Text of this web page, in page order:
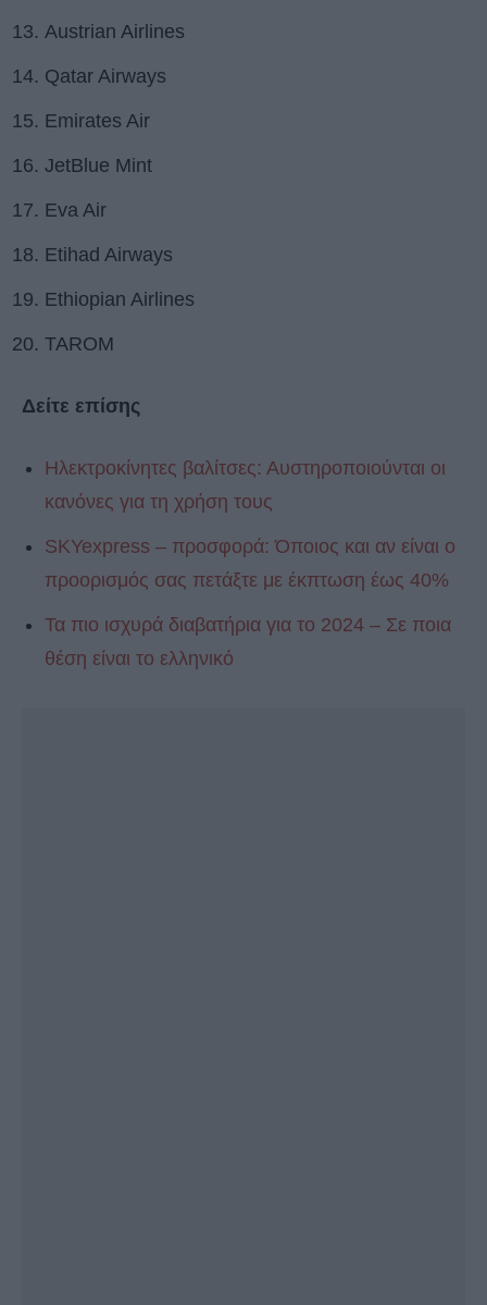
Austrian Airlines
Qatar Airways
Emirates Air
JetBlue Mint
Eva Air
Etihad Airways
Ethiopian Airlines
TAROM
Δείτε επίσης
Ηλεκτροκίνητες βαλίτσες: Αυστηροποιούνται οι
κανόνες για τη χρήση τους
SKYexpress – προσφορά: Όποιος και αν είναι ο
προορισμός σας πετάξτε με έκπτωση έως 40%
Τα πιο ισχυρά διαβατήρια για το 2024 – Σε ποια
θέση είναι το ελληνικό